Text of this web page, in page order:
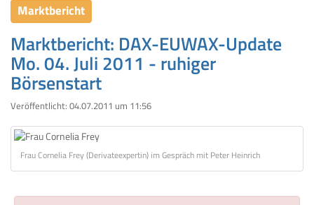
Marktbericht
Marktbericht: DAX-EUWAX-Update
Mo. 04. Juli 2011 - ruhiger
Börsenstart
Veröffentlicht: 04.07.2011 um 11:56
Frau Cornelia Frey (Derivateexpertin) im Gespräch mit Peter Heinrich